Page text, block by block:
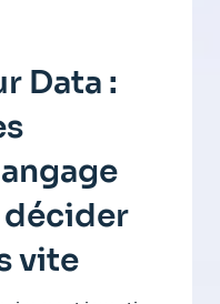
Data :
vite